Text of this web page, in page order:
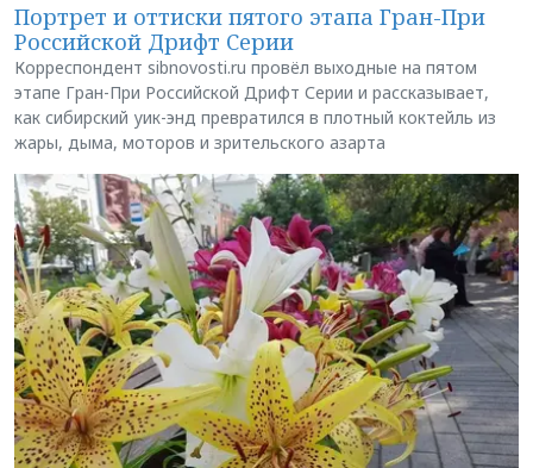
Портрет и оттиски пятого этапа Гран-При
Российской Дрифт Серии
Корреспондент sibnovosti.ru провёл выходные на пятом
этапе Гран-При Российской Дрифт Серии и рассказывает,
как сибирский уик-энд превратился в плотный коктейль из
жары, дыма, моторов и зрительского азарта